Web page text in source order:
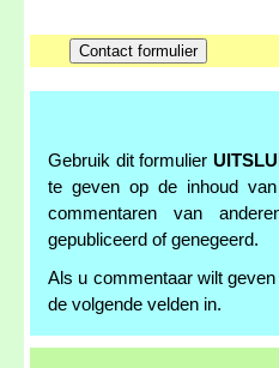
Gebruik dit formulier
te geven op de inhoud
commentaren van
gepubliceerd of genegeerd.
Als u commentaar wilt
de volgende velden in.